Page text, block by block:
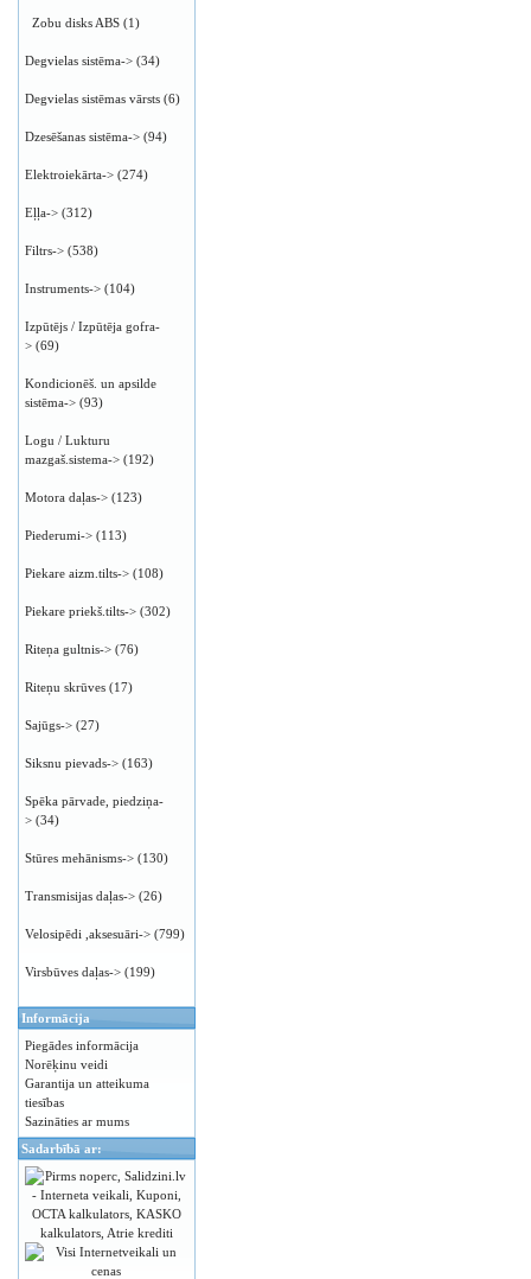
Zobu disks ABS (1)
Degvielas sistēma-> (34)
Degvielas sistēmas vārsts (6)
Dzesēšanas sistēma-> (94)
Elektroiekārta-> (274)
Eļļa-> (312)
Filtrs-> (538)
Instruments-> (104)
Izpūtējs / Izpūtēja gofra-
> (69)
Kondicionēš. un apsilde
sistēma-> (93)
Logu / Lukturu
mazgaš.sistema-> (192)
Motora daļas-> (123)
Piederumi-> (113)
Piekare aizm.tilts-> (108)
Piekare priekš.tilts-> (302)
Riteņa gultnis-> (76)
Riteņu skrūves (17)
Sajūgs-> (27)
Siksnu pievads-> (163)
Spēka pārvade, piedziņa-
> (34)
Stūres mehānisms-> (130)
Transmisijas daļas-> (26)
Velosipēdi ,aksesuāri-> (799)
Virsbūves daļas-> (199)
Informācija
Piegādes informācija
Norēķinu veidi
Garantija un atteikuma
tiesības
Sazināties ar mums
Sadarbībā ar: